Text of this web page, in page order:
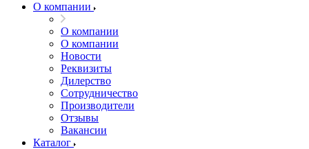
О компании
О компании
О компании
Новости
Реквизиты
Дилерство
Сотрудничество
Производители
Отзывы
Вакансии
Каталог